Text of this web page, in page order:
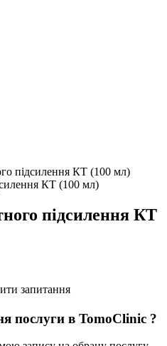
підсилення КТ (100 мл)
підсилення КТ
запитання
послуги в TomoClinic ?